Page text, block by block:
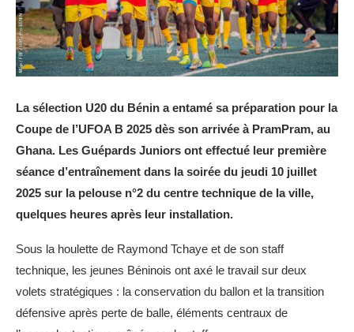
La sélection U20 du Bénin a entamé sa préparation pour la
Coupe de l’UFOA B 2025 dès son arrivée à PramPram, au
Ghana. Les Guépards Juniors ont effectué leur première
séance d’entraînement dans la soirée du jeudi 10 juillet
2025 sur la pelouse n°2 du centre technique de la ville,
quelques heures après leur installation.
Sous la houlette de Raymond Tchaye et de son staff
technique, les jeunes Béninois ont axé le travail sur deux
volets stratégiques : la conservation du ballon et la transition
défensive après perte de balle, éléments centraux de